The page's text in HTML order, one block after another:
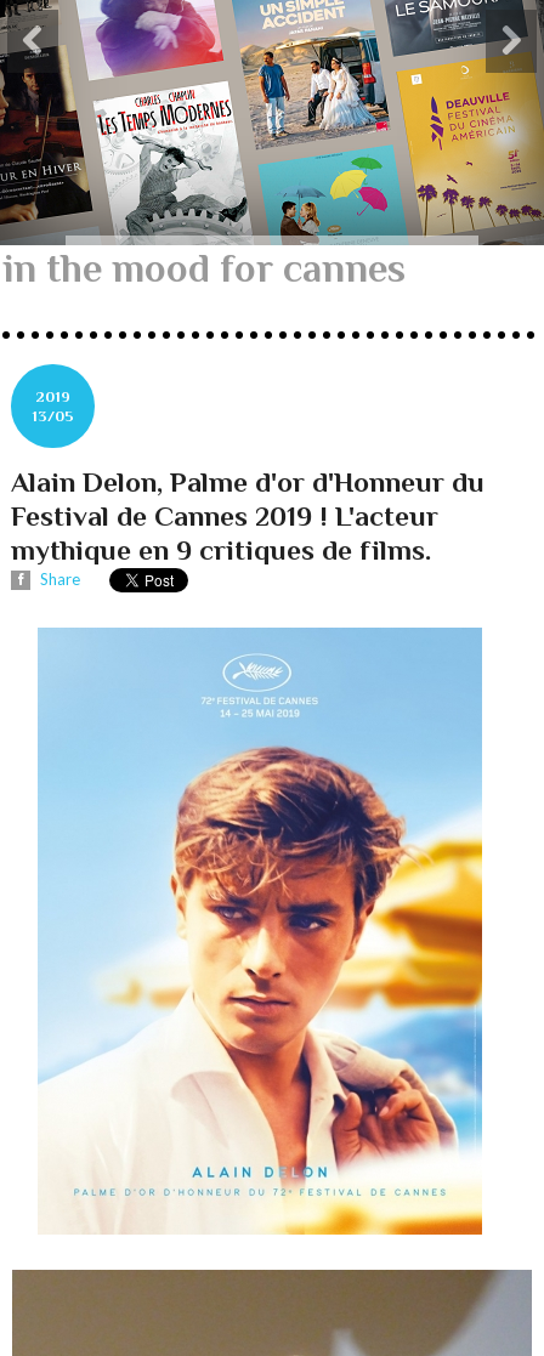
in the mood for cannes
2019
13/05
Alain Delon, Palme d'or d'Honneur du
Festival de Cannes 2019 ! L'acteur
mythique en 9 critiques de films.
Share